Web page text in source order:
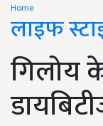
Home
लाइफ
गिलोय